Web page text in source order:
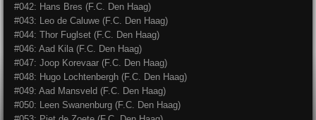
#042: Hans Bres (F.C. Den Haag)
#043: Leo de Caluwe (F.C. Den Haag)
#044: Thor Fuglset (F.C. Den Haag)
#046: Aad Kila (F.C. Den Haag)
#047: Joop Korevaar (F.C. Den Haag)
#048: Hugo Lochtenbergh (F.C. Den Haag)
#049: Aad Mansveld (F.C. Den Haag)
#050: Leen Swanenburg (F.C. Den Haag)